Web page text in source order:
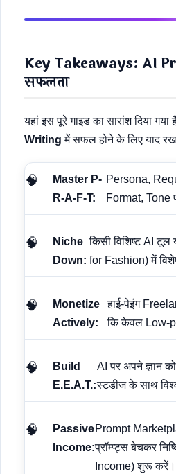
Key Takeaways: AI
सफलता
यहां इस पूरे गाइड का सारांश दिया
Writing में सफल होने के लिए याद
Master P-
R-A-F-T:
Persona,
Format, Tone
Niche
Down:
किसी विशिष्ट AI
for Fashion) में
Monetize
Actively:
हाई-पेइंग
कि केवल Low-
Build
E.E.A.T.:
AI पर अपने ज्ञान
स्टडीज के साथ
Passive
Income:
Prompt
प्रॉम्प्ट्स बेचकर
Income) शुरू करें।